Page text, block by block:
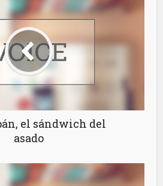
el sándwich del
asado